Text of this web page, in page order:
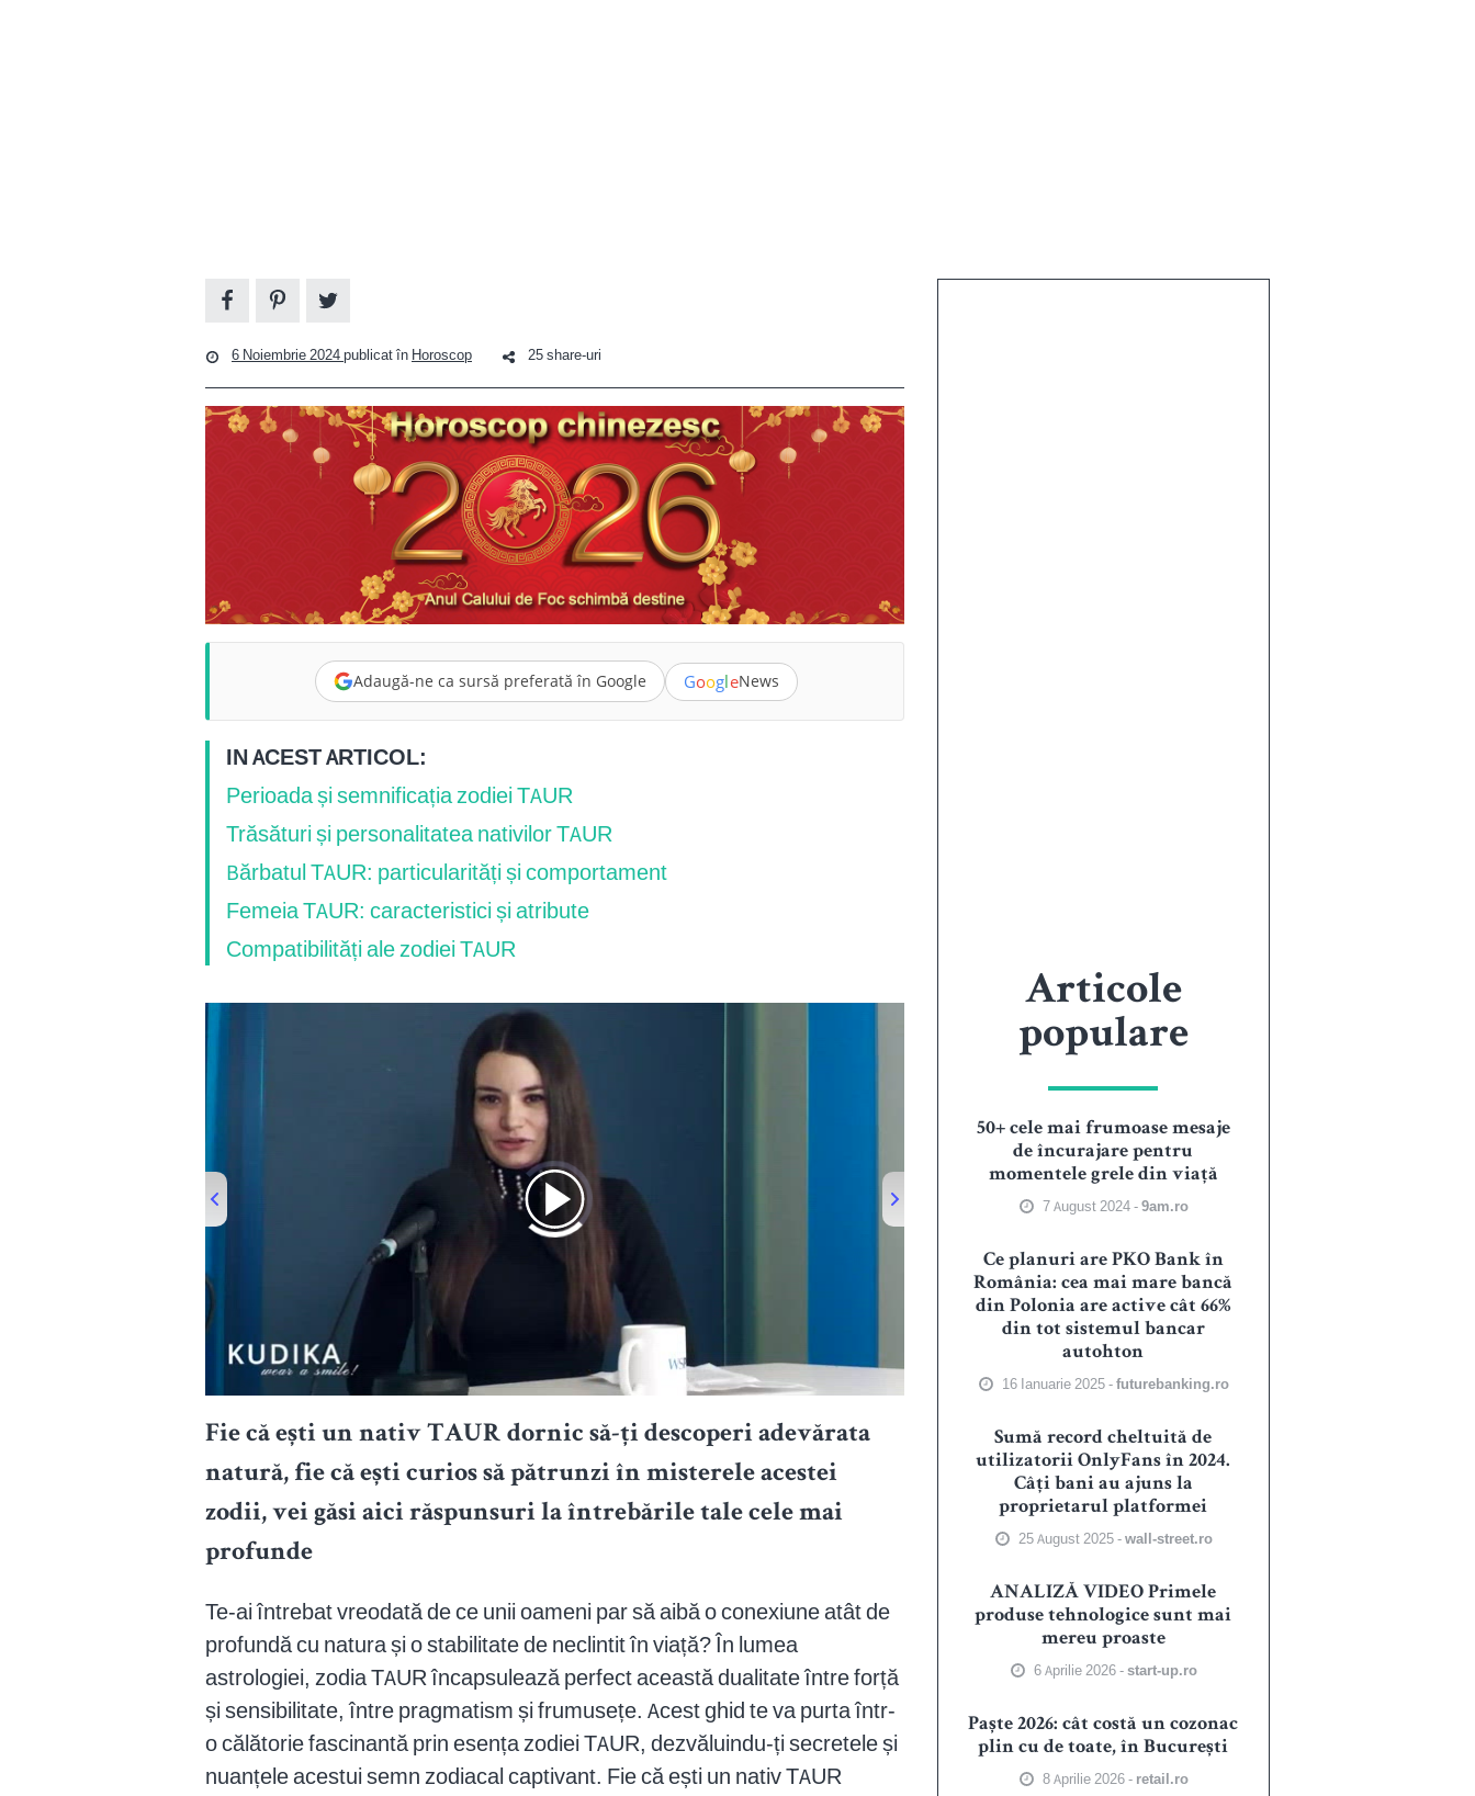
6 Noiembrie 2024publicat în Horoscop 25 share-uri
Adaugă-ne ca sursă preferată în Google GoogleNews
IN ACEST ARTICOL:
Perioada și semnificația zodiei TAUR
Trăsături și personalitatea nativilor TAUR
Bărbatul TAUR: particularități și comportament
Femeia TAUR: caracteristici și atribute
Compatibilități ale zodiei TAUR
00:00/21:31
Fie că ești un nativ TAUR dornic să-ți descoperi adevărata
natură, fie că ești curios să pătrunzi în misterele acestei
zodii, vei găsi aici răspunsuri la întrebările tale cele mai
profunde
Te-ai întrebat vreodată de ce unii oameni par să aibă o conexiune atât de
profundă cu natura și o stabilitate de neclintit în viață? În lumea
astrologiei, zodia TAUR încapsulează perfect această dualitate între forță
și sensibilitate, între pragmatism și frumusețe. Acest ghid te va purta într-
o călătorie fascinantă prin esența zodiei TAUR, dezvăluindu-ți secretele și
nuanțele acestui semn zodiacal captivant. Fie că ești un nativ TAUR
Articole
populare
50+ cele mai frumoase mesaje
de încurajare pentru
momentele grele din viață
7 August 2024 -9am.ro
Ce planuri are PKO Bank în
România: cea mai mare bancă
din Polonia are active cât 66%
din tot sistemul bancar
autohton
16 Ianuarie 2025 -futurebanking.ro
Sumă record cheltuită de
utilizatorii OnlyFans în 2024.
Câți bani au ajuns la
proprietarul platformei
25 August 2025 -wall-street.ro
ANALIZĂ VIDEO Primele
produse tehnologice sunt mai
mereu proaste
6 Aprilie 2026 -start-up.ro
Paște 2026: cât costă un cozonac
plin cu de toate, în București
8 Aprilie 2026 - retail.ro